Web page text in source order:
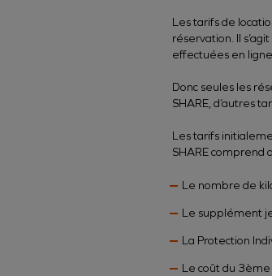
Les tarifs de
réservation. Il
effectuées en
Donc seules les
SHARE, d’autres
Les tarifs
SHARE comprend
Le nombre de
Le supplément
La Protection
Le coût du